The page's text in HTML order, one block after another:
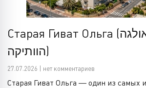
Старая Гиват Ольга (גבעת אולגה
הוותיקה)
27.07.2026 | нет комментариев
Старая Гиват Ольга — один из самых